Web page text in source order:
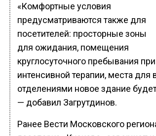
«Комфортные условия
предусматриваются также для
посетителей: просторные зоны
для ожидания, помещения
круглосуточного пребывания
интенсивной терапии, места
отделениями новое здание
— добавил Загрутдинов.
Ранее Вести Московского